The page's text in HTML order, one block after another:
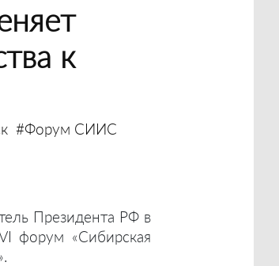
к
#Форум СИИС
Президента РФ в
форум «Сибирская